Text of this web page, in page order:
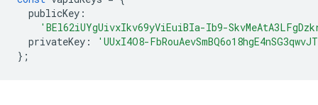
publicKey :
'BEl62iUYgUivxIkv69yViEuiBIa-Ib9-
privateKey :
'UUxI4O8-
};